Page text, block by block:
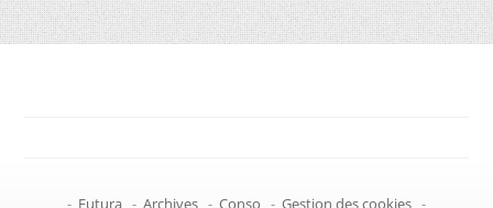
- Futura - Archives - Conso - Gestion des cookies -